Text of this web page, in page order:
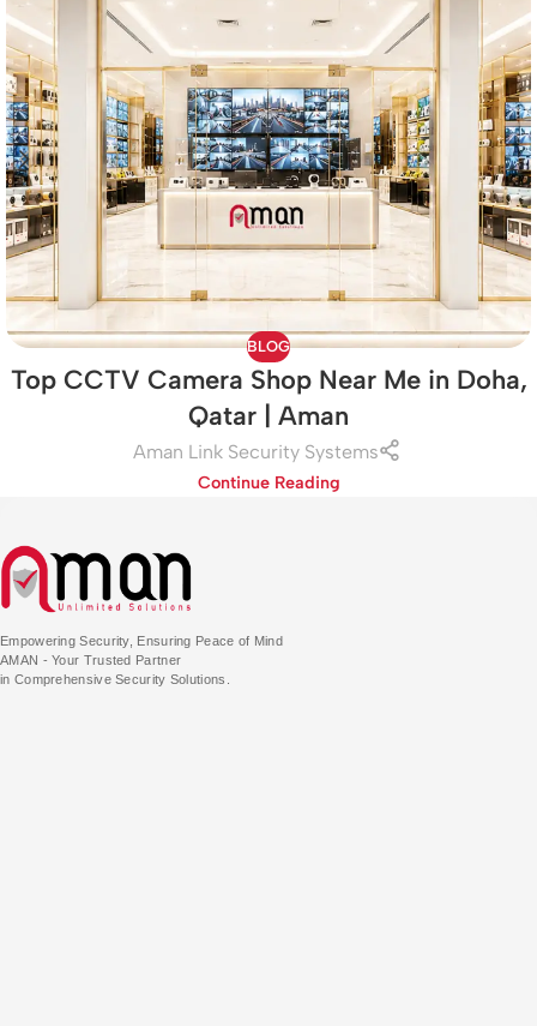
BLOG
Top CCTV Camera Shop Near Me in Doha,
Qatar | Aman
Aman Link Security Systems
Continue Reading
Empowering Security, Ensuring Peace of Mind
AMAN - Your Trusted Partner
in Comprehensive Security Solutions.